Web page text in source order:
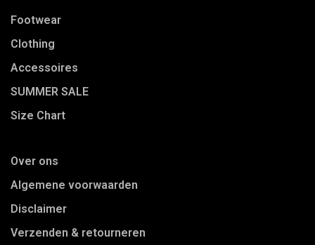
Footwear
Clothing
Accessoires
SUMMER SALE
Size Chart
Over ons
Algemene voorwaarden
Disclaimer
Verzenden & retourneren